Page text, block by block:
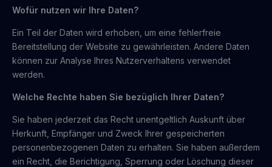
Wofür nutzen wir Ihre Daten?
Ein Teil der Daten wird erhoben, um eine fehlerfreie
Bereitstellung der Website zu gewährleisten. Andere Daten
können zur Analyse Ihres Nutzerverhaltens verwendet
werden.
Welche Rechte haben Sie bezüglich Ihrer Daten?
Sie haben jederzeit das Recht unentgeltlich Auskunft über
Herkunft, Empfänger und Zweck Ihrer gespeicherten
personenbezogenen Daten zu erhalten. Sie haben außerdem
ein Recht, die Berichtigung, Sperrung oder Löschung dieser